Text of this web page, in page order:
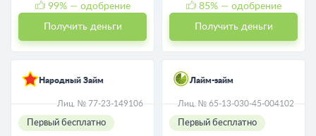
99% — одобрение
Получить деньги
85% — одобрение
Получить деньги
Народный Займ
Лиц. № 77-23-149106
Первый бесплатно
Лайм-займ
Лиц. № 65-13-030-45-004102
Первый бесплатно